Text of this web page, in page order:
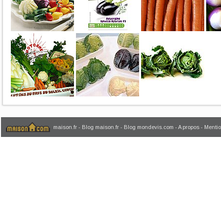
maison.fr - Blog maison.fr - Blog mondevis.com - A propos -